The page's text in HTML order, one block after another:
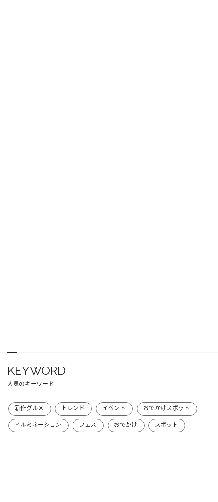
KEYWORD
人気のキーワード
新作グルメ トレンド イベント
おでかけスポット
イルミネーション
フェス おでかけ スポット